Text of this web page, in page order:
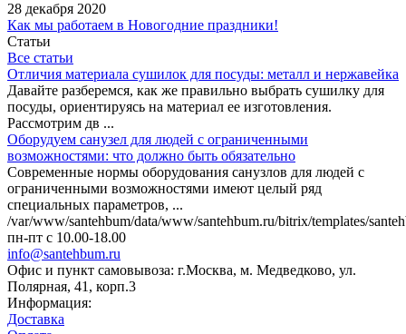
28 декабря 2020
Как мы работаем в Новогодние праздники!
Статьи
Все статьи
Отличия материала сушилок для посуды: металл и нержавейка
Давайте разберемся, как же правильно выбрать сушилку для
посуды, ориентируясь на материал ее изготовления.
Рассмотрим дв ...
Оборудуем санузел для людей с ограниченными
возможностями: что должно быть обязательно
Современные нормы оборудования санузлов для людей с
ограниченными возможностями имеют целый ряд
специальных параметров, ...
/var/www/santehbum/data/www/santehbum.ru/bitrix/templates/
пн-пт с 10.00-18.00
info@santehbum.ru
Офис и пункт самовывоза: г.Москва, м. Медведково, ул.
Полярная, 41, корп.3
Информация:
Доставка